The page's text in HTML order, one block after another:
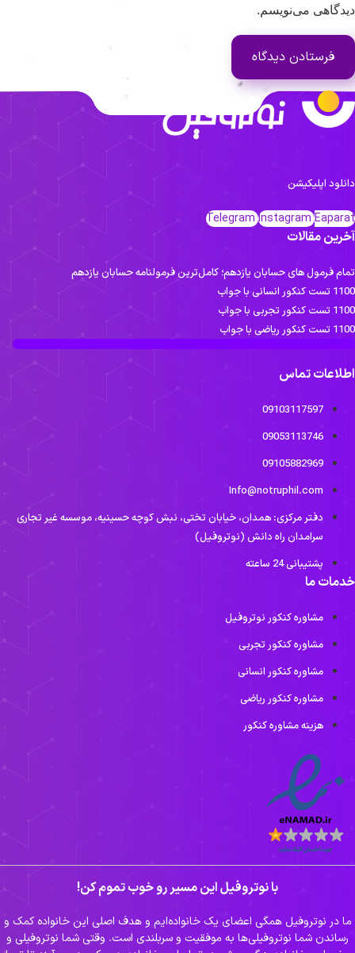
دیدگاهی می‌نویسم.
دانلود اپلیکیشن
Telegram Instagram Eaparat
آخرین مقالات
تمام فرمول های حسابان یازدهم؛ کامل‌ترین فرمولنامه حسابان یازدهم
1100 تست کنکور انسانی با جواب
1100 تست کنکور تجربی با جواب
1100 تست کنکور ریاضی با جواب
اطلاعات تماس
09103117597
09053113746
09105882969
Info@notruphil.com
دفتر مرکزی: همدان، خیابان تختی، نبش کوچه حسینیه، موسسه غیر تجاری
سرامدان راه دانش (نوتروفیل)
پشتیبانی 24 ساعته
خدمات ما
مشاوره کنکور نوتروفیل
مشاوره کنکور تجربی
مشاوره کنکور انسانی
مشاوره کنکور ریاضی
هزینه مشاوره کنکور
با نوتروفیل این مسیر رو خوب تموم کن!
ما در نوتروفیل همگی اعضای یک خانواده‌ایم و هدف اصلی این خانواده کمک و
رساندن شما نوتروفیلی‌ها به موفقیت و سربلندی است. وقتی شما نوتروفیلی و